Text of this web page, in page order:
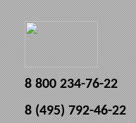
8 800 234-76-22
8 (495) 792-46-22